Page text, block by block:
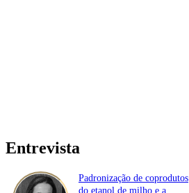
Entrevista
Padronização de coprodutos
do etanol de milho e a